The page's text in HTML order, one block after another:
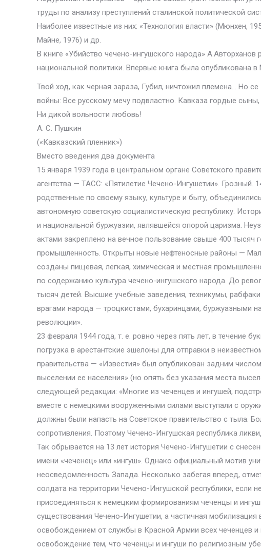
труды по анализу преступлений сталинской политической
Наиболее известные из них: «Технология власти» (Мюнхен,
Майне, 1976) и др.
В книге «Убийство чечено-ингушского народа»
национальной политики. Впервые книга была опубликована
Твой ход, как черная зараза, Губил, ничтожил племена… Но
войны: Все русскому мечу подвластно. Кавказа гордые
Ни дикой вольности любовь!
А. С. Пушкин
(«Кавказский пленник»)
Вместо введения два документа
15 января 1939 года в центральном органе Советского
агентства — ТАСС: «Пятилетие Чечено-Ингушетии». Грозный.
родственные по своему языку, культуре и быту,
автономную советскую социалистическую республику.
и национальной буржуазии, являвшейся опорой царизма.
актами закреплено на вечное пользование свыше 400 тысяч
промышленность. Открыты новые нефтеносные районы —
созданы пищевая, легкая, химическая и местная
по содержанию культура чечено-ингушского народа. До
тысяч детей. Высшие учебные заведения, техникумы,
врагами народа — троцкистами, бухаринцами, буржуазными
революции».
23 февраля 1944 года, т. е. ровно через пять лет, в течение
погрузка в арестантские эшелоны для отправки в
правительства — «Известия» был опубликован задним
выселении ее населения» (но опять без указания места
следующей редакции: «Многие из чеченцев и ингушей,
вместе с немецкими вооруженными силами выступали с
должны были напасть на Советское правительство с тыла.
сопротивления. Поэтому Чечено-Ингушская республика
Так обрывается на 13 лет история Чечено-Ингушетии с
имени «чеченец» или «ингуш». Однако официальный мотив
неосведомленность Запада. Несколько забегая вперед,
солдата на территории Чечено-Ингушской республики, если
присоединяться к немецким формированиям чеченцы и
существования Чечено-Ингушетии, а частичная
освобождением от службы в Красной Армии всех чеченцев
освобождение тем, что чеченцы и ингуши по религиозным